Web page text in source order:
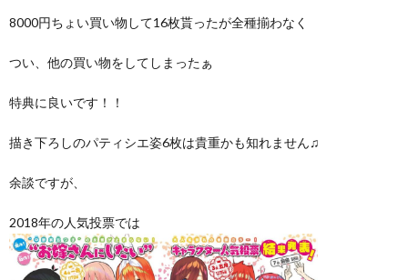
8000円ちょい買い物して16枚貰ったが全種揃わなく
つい、他の買い物をしてしまったぁ
特典に良いです！！
描き下ろしのパティシエ姿6枚は貴重かも知れません♫
余談ですが、
2018年の人気投票では